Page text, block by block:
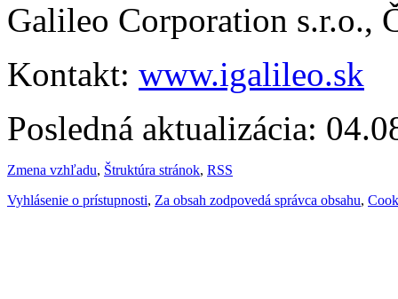
Galileo Corporation s.r.o.,
Kontakt: www.igalileo.sk
Posledná aktualizácia:
Zmena vzhľadu, Štruktúra stránok, RSS
Vyhlásenie o prístupnosti, Za obsah zodpovedá správca obsahu,